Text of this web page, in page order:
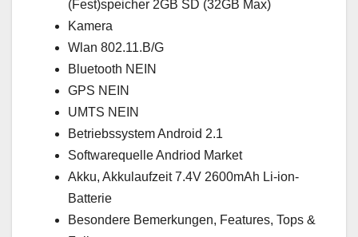
(Fest)speicher 2GB SD (32GB Max)
Kamera
Wlan 802.11.B/G
Bluetooth NEIN
GPS NEIN
UMTS NEIN
Betriebssystem Android 2.1
Softwarequelle Andriod Market
Akku, Akkulaufzeit 7.4V 2600mAh Li-ion-
Batterie
Besondere Bemerkungen, Features, Tops &